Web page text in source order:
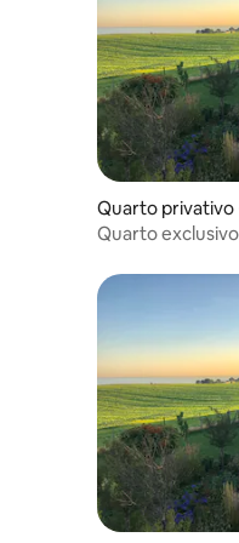
Quarto privativo
Quarto